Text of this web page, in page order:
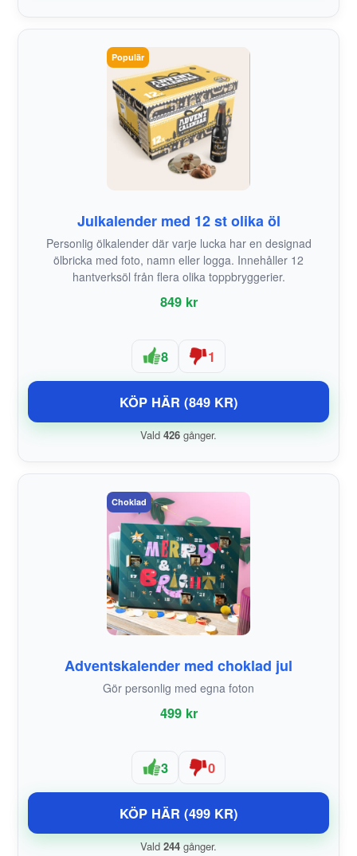
Populär
Julkalender med 12 st olika öl
Personlig ölkalender där varje lucka har en designad
ölbricka med foto, namn eller logga. Innehåller 12
hantverksöl från flera olika toppbryggerier.
849 kr
8 1
KÖP HÄR (849 KR)
Vald 426 gånger.
Choklad
Adventskalender med choklad jul
Gör personlig med egna foton
499 kr
3 0
KÖP HÄR (499 KR)
Vald 244 gånger.